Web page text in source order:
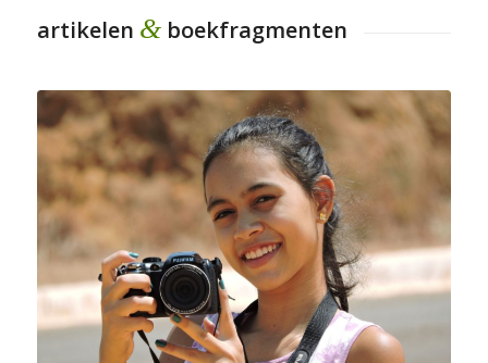
artikelen &boekfragmenten